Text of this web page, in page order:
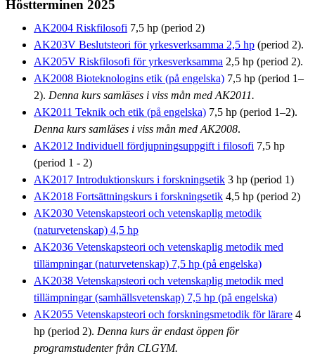
Höstterminen 2025
AK2004 Riskfilosofi 7,5 hp (period 2)
AK203V Beslutsteori för yrkesverksamma 2,5 hp (period 2).
AK205V Riskfilosofi för yrkesverksamma 2,5 hp (period 2).
AK2008 Bioteknologins etik (på engelska) 7,5 hp (period 1–
2). Denna kurs samläses i viss mån med AK2011.
AK2011 Teknik och etik (på engelska) 7,5 hp (period 1–2).
Denna kurs samläses i viss mån med AK2008.
AK2012 Individuell fördjupningsuppgift i filosofi 7,5 hp
(period 1 - 2)
AK2017 Introduktionskurs i forskningsetik 3 hp (period 1)
AK2018 Fortsättningskurs i forskningsetik 4,5 hp (period 2)
AK2030 Vetenskapsteori och vetenskaplig metodik
(naturvetenskap) 4,5 hp
AK2036 Vetenskapsteori och vetenskaplig metodik med
tillämpningar (naturvetenskap) 7,5 hp (på engelska)
AK2038 Vetenskapsteori och vetenskaplig metodik med
tillämpningar (samhällsvetenskap) 7,5 hp (på engelska)
AK2055 Vetenskapsteori och forskningsmetodik för lärare 4
hp (period 2). Denna kurs är endast öppen för
programstudenter från CLGYM.